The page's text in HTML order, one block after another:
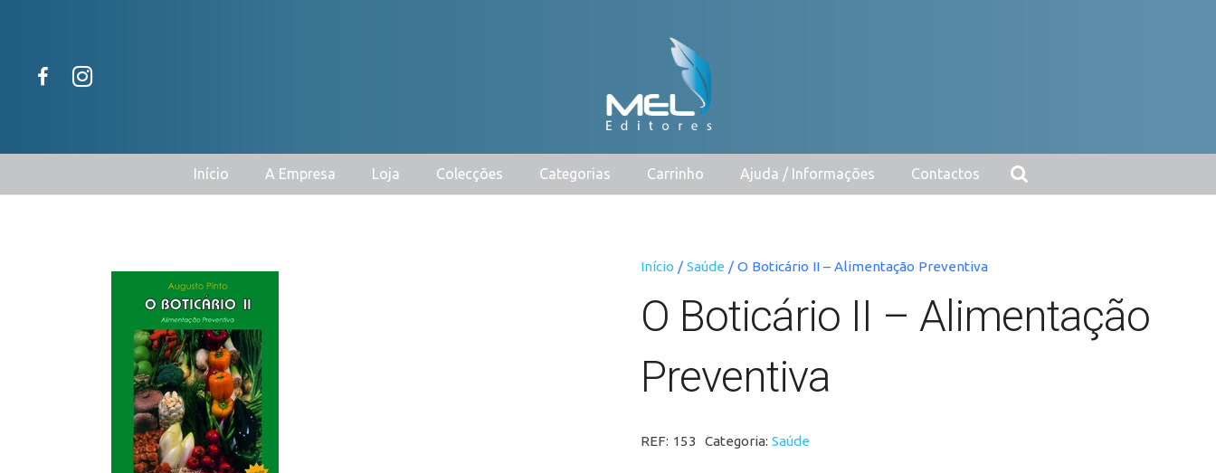
Início A Empresa Loja Colecções Categorias Carrinho Ajuda / Informações Contactos
Início / Saúde / O Boticário II – Alimentação Preventiva
O Boticário II – Alimentação
Preventiva
REF: 153 Categoria:Saúde